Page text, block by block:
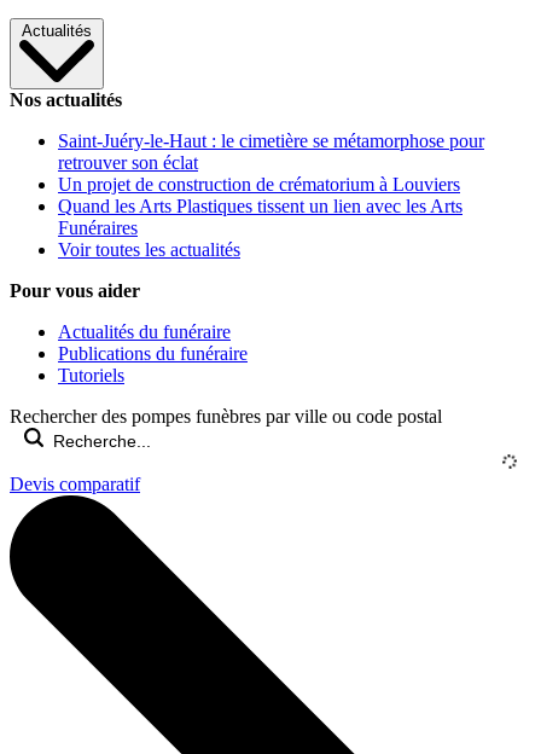
Actualités
Nos actualités
Saint-Juéry-le-Haut : le cimetière se métamorphose pour
retrouver son éclat
Un projet de construction de crématorium à Louviers
Quand les Arts Plastiques tissent un lien avec les Arts
Funéraires
Voir toutes les actualités
Pour vous aider
Actualités du funéraire
Publications du funéraire
Tutoriels
Rechercher des pompes funèbres par ville ou code postal
Devis comparatif